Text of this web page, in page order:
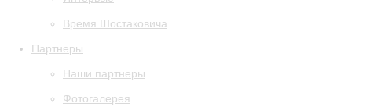
Время Шостаковича
Партнеры
Наши партнеры
Фотогалерея